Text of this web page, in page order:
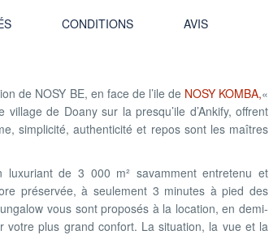
CONDITIONS AVIS
de NOSY BE, en face de l’ile de NOSY KOMBA,«
village de Doany sur la presqu’ile d’Ankify, offrent
simplicité, authenticité et repos sont les maîtres
de 3 000 m² savamment entretenu et
préservée, à seulement 3 minutes à pied des
vous sont proposés à la location, en demi-
votre plus grand confort. La situation, la vue et la